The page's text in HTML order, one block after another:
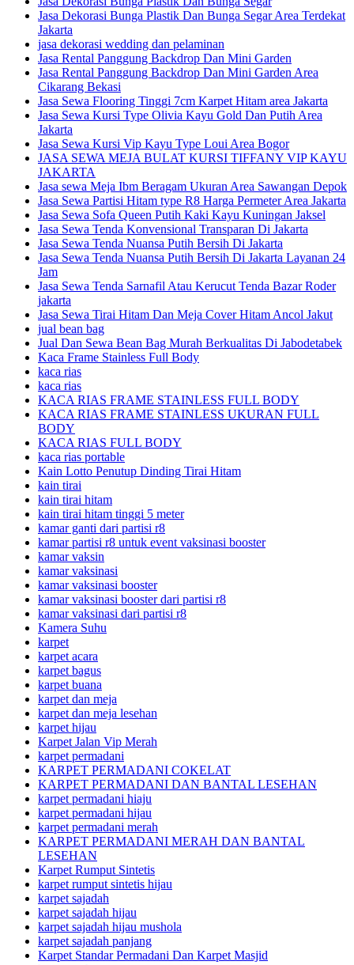
Jasa Dekorasi Bunga Plastik Dan Bunga Segar Area Terdekat
Jakarta
jasa dekorasi wedding dan pelaminan
Jasa Rental Panggung Backdrop Dan Mini Garden
Jasa Rental Panggung Backdrop Dan Mini Garden Area
Cikarang Bekasi
Jasa Sewa Flooring Tinggi 7cm Karpet Hitam area Jakarta
Jasa Sewa Kursi Type Olivia Kayu Gold Dan Putih Area
Jakarta
Jasa Sewa Kursi Vip Kayu Type Loui Area Bogor
JASA SEWA MEJA BULAT KURSI TIFFANY VIP KAYU
JAKARTA
Jasa sewa Meja Ibm Beragam Ukuran Area Sawangan Depok
Jasa Sewa Partisi Hitam type R8 Harga Permeter Area Jakarta
Jasa Sewa Sofa Queen Putih Kaki Kayu Kuningan Jaksel
Jasa Sewa Tenda Konvensional Transparan Di Jakarta
Jasa Sewa Tenda Nuansa Putih Bersih Di Jakarta
Jasa Sewa Tenda Nuansa Putih Bersih Di Jakarta Layanan 24
Jam
Jasa Sewa Tenda Sarnafil Atau Kerucut Tenda Bazar Roder
jakarta
Jasa Sewa Tirai Hitam Dan Meja Cover Hitam Ancol Jakut
jual bean bag
Jual Dan Sewa Bean Bag Murah Berkualitas Di Jabodetabek
Kaca Frame Stainless Full Body
kaca rias
kaca rias
KACA RIAS FRAME STAINLESS FULL BODY
KACA RIAS FRAME STAINLESS UKURAN FULL
BODY
KACA RIAS FULL BODY
kaca rias portable
Kain Lotto Penutup Dinding Tirai Hitam
kain tirai
kain tirai hitam
kain tirai hitam tinggi 5 meter
kamar ganti dari partisi r8
kamar partisi r8 untuk event vaksinasi booster
kamar vaksin
kamar vaksinasi
kamar vaksinasi booster
kamar vaksinasi booster dari partisi r8
kamar vaksinasi dari partisi r8
Kamera Suhu
karpet
karpet acara
karpet bagus
karpet buana
karpet dan meja
karpet dan meja lesehan
karpet hijau
Karpet Jalan Vip Merah
karpet permadani
KARPET PERMADANI COKELAT
KARPET PERMADANI DAN BANTAL LESEHAN
karpet permadani hiaju
karpet permadani hijau
karpet permadani merah
KARPET PERMADANI MERAH DAN BANTAL
LESEHAN
Karpet Rumput Sintetis
karpet rumput sintetis hijau
karpet sajadah
karpet sajadah hijau
karpet sajadah hijau mushola
karpet sajadah panjang
Karpet Standar Permadani Dan Karpet Masjid